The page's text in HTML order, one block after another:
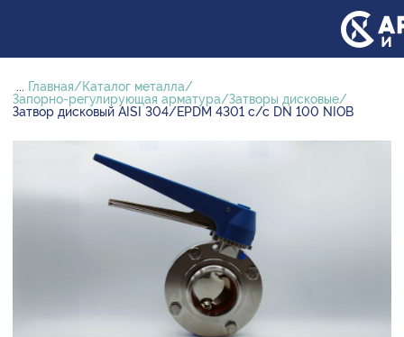
... Главная
Каталог металла
Запорно-регулирующая арматура
Затворы дисковые
Затвор дисковый AISI 304/EPDM 4301 с/с DN 100 NIOB